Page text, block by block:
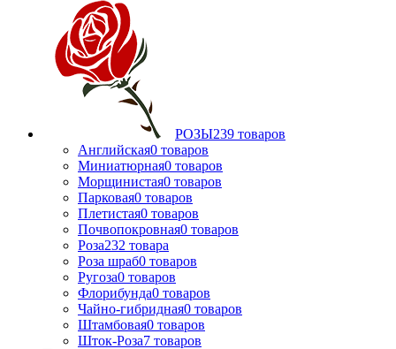
РОЗЫ239 товаров
Английская0 товаров
Миниатюрная0 товаров
Морщинистая0 товаров
Парковая0 товаров
Плетистая0 товаров
Почвопокровная0 товаров
Роза232 товара
Роза шраб0 товаров
Ругоза0 товаров
Флорибунда0 товаров
Чайно-гибридная0 товаров
Штамбовая0 товаров
Шток-Роза7 товаров